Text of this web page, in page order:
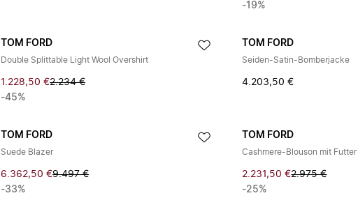
-19%
TOM FORD
Double Splittable Light Wool Overshirt
1.228,50 €2.234 €
-45%
TOM FORD
Seiden-Satin-Bomberjacke
4.203,50 €
TOM FORD
Suede Blazer
6.362,50 €9.497 €
-33%
TOM FORD
Cashmere-Blouson mit Futter
2.231,50 €2.975 €
-25%